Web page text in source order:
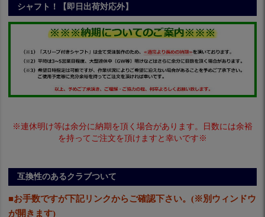
シャフト！【即日出荷対応外】
※連休明け等は余分に納期を頂く場合があります。日数には余裕
を持ってご注文を頂けますと幸いです※
互換性のあるクラブついて
■お手数ですが下記リンクからご確認下さい。(※別ウィンドウ
が開きます)